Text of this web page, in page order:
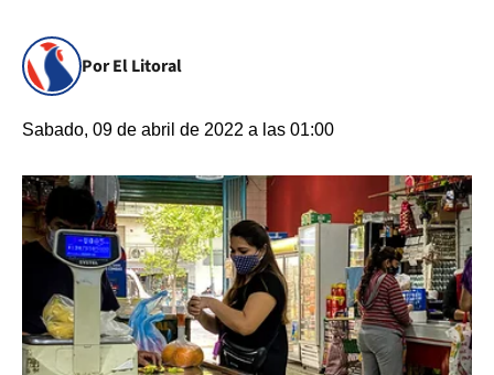
Por El Litoral
Sabado, 09 de abril de 2022 a las 01:00